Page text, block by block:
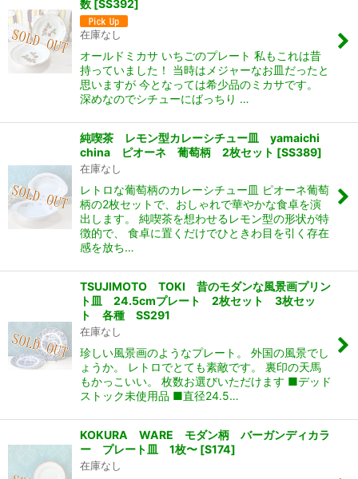
数 [SS392]
在庫なし
オールドミカサ いちごのプレート 私もこれは昔
持っていました！ 当時はメジャーなお皿だったと
思いますが 今となっては希少品のミカサです。
深めなのでシチューにばっちり …
純喫茶 レモン型カレーシチュー皿 yamaichi
china ピオーネ 葡萄柄 2枚セット [SS389]
在庫なし
レトロな葡萄柄のカレーシチュー皿 ピオーネ葡萄
柄の2枚セットで、おしゃれで華やかな食卓を演
出します。 純喫茶を想わせるレモン型の形状が特
徴的で、 食卓に置くだけでひときわ目を引く存在
感を放ち…
TSUJIMOTO TOKI 昔のモダンな風景画プリン
ト皿 24.5cmプレート 2枚セット 3枚セッ
ト 各種 SS291
在庫なし
珍しい風景画のようなプレート。 外国の風景でし
ょうか。 レトロでとても素敵です。 裏印の天馬
もかっこいい。 枚数お選びいただけます ■デッド
ストック未使用品 ■直径24.5…
KOKURA WARE モダン柄 バーガンディカラ
ー プレート皿 1枚〜 [S174]
在庫なし